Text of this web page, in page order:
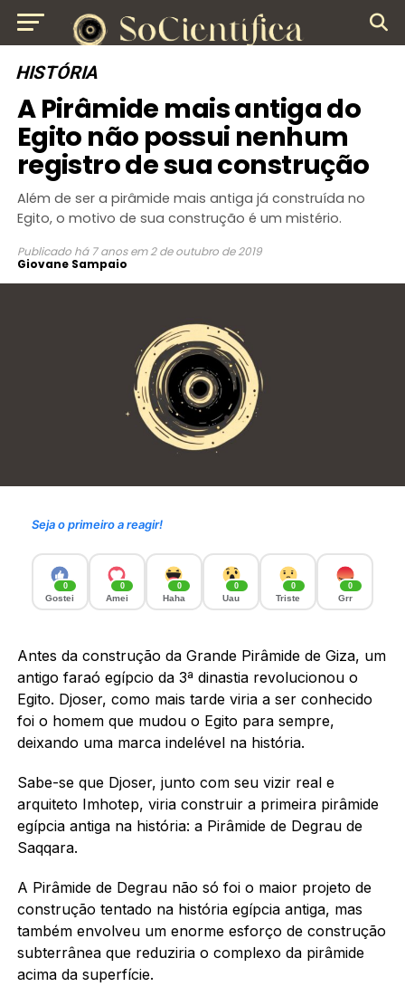
HISTÓRIA
A Pirâmide mais antiga do
Egito não possui nenhum
registro de sua construção
Além de ser a pirâmide mais antiga já construída no
Egito, o motivo de sua construção é um mistério.
Publicado há 7 anos em 2 de outubro de 2019
Giovane Sampaio
Seja o primeiro a reagir!
0
Gostei
0
Amei
0
Haha
0
Uau
0
Triste
0
Grr
Antes da construção da Grande Pirâmide de Giza, um
antigo faraó egípcio da 3ª dinastia revolucionou o
Egito. Djoser, como mais tarde viria a ser conhecido
foi o homem que mudou o Egito para sempre,
deixando uma marca indelével na história.
Sabe-se que Djoser, junto com seu vizir real e
arquiteto Imhotep, viria construir a primeira pirâmide
egípcia antiga na história: a Pirâmide de Degrau de
Saqqara.
A Pirâmide de Degrau não só foi o maior projeto de
construção tentado na história egípcia antiga, mas
também envolveu um enorme esforço de construção
subterrânea que reduziria o complexo da pirâmide
acima da superfície.